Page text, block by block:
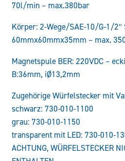
70l/min – max.380bar
Körper: 2-Wege/SAE-10/G-1/2″
60mmx60mmx35mm – max.
Magnetspule BER: 220VDC –
B:36mm, iØ13,2mm
Zugehörige Würfelstecker mit
schwarz: 730-010-1100
grau: 730-010-1150
transparent mit LED: 730-010-
ACHTUNG, WÜRFELSTECKER